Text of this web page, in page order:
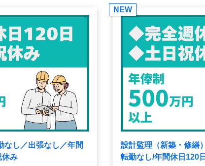
なし／出張なし／年間
休み
NEW
設計監理（新築・修繕
転勤なし/年間休日120